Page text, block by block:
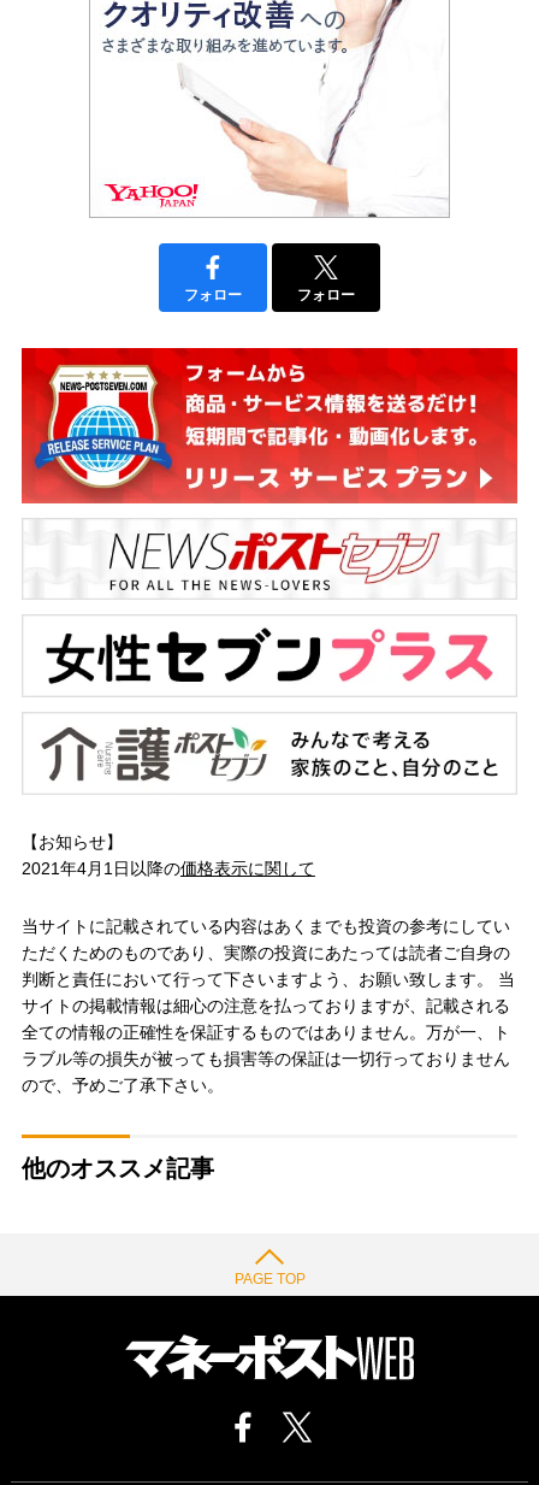
フォロー フォロー
【お知らせ】
2021年4月1日以降の価格表示に関して
当サイトに記載されている内容はあくまでも投資の参考にしてい
ただくためのものであり、実際の投資にあたっては読者ご自身の
判断と責任において行って下さいますよう、お願い致します。 当
サイトの掲載情報は細心の注意を払っておりますが、記載される
全ての情報の正確性を保証するものではありません。万が一、ト
ラブル等の損失が被っても損害等の保証は一切行っておりません
ので、予めご了承下さい。
他のオススメ記事
PAGE TOP